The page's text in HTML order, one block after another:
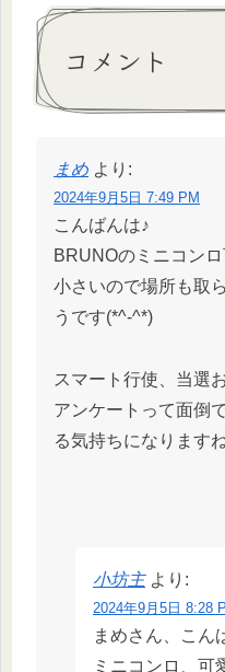
コメント
まめ より:
2024年9月5日 7:49 PM
こんばんは♪
BRUNOのミニコン
小さいので場所も取
うです(*^-^*)
スマート行使、当選
アンケートって面倒
る気持ちになりますね
小坊主 より:
2024年9月5日 8:28
まめさん、こん
ミニコンロ、可